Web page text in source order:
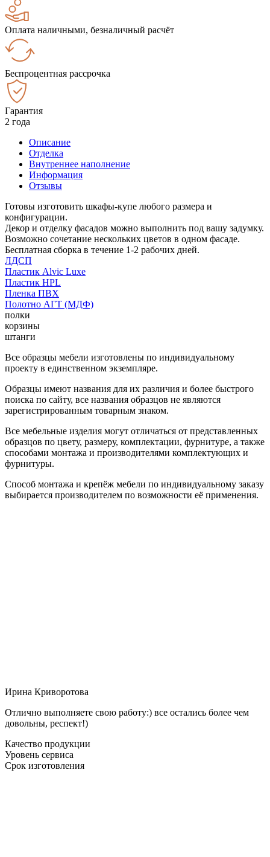
Оплата наличными, безналичный расчёт
Беспроцентная рассрочка
Гарантия
2 года
Описание
Отделка
Внутреннее наполнение
Информация
Отзывы
Готовы изготовить шкафы-купе любого размера и
конфигурации.
Декор и отделку фасадов можно выполнить под вашу задумку.
Возможно сочетание нескольких цветов в одном фасаде.
Бесплатная сборка в течение 1-2 рабочих дней.
ЛДСП
Пластик Alvic Luxe
Пластик HPL
Пленка ПВХ
Полотно АГТ (МДФ)
полки
корзины
штанги
Все образцы мебели изготовлены по индивидуальному
проекту в единственном экземпляре.
Образцы имеют названия для их различия и более быстрого
поиска по сайту, все названия образцов не являются
зарегистрированным товарным знаком.
Все мебельные изделия могут отличаться от представленных
образцов по цвету, размеру, комплектации, фурнитуре, а также
способами монтажа и производителями комплектующих и
фурнитуры.
Способ монтажа и крепёж мебели по индивидуальному заказу
выбирается производителем по возможности её применения.
Ирина Криворотова
Отлично выполняете свою работу:) все остались более чем
довольны, респект!)
Качество продукции
Уровень сервиса
Срок изготовления